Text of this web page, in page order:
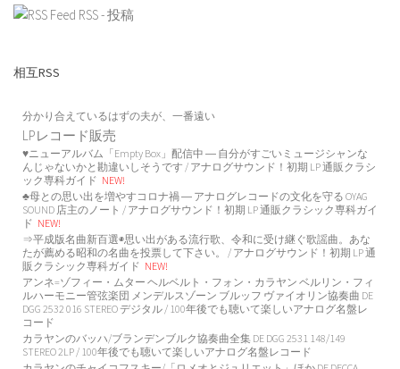
RSS - 投稿
相互RSS
分かり合えているはずの夫が、一番遠い
LPレコード販売
♥ニューアルバム「Empty Box」配信中 ― 自分がすごいミュージシャンな
んじゃないかと勘違いしそうです / アナログサウンド！初期 LP 通販クラシ
ック専科ガイド NEW!
♣母との思い出を増やすコロナ禍 ― アナログレコードの文化を守る OYAG
SOUND 店主のノート / アナログサウンド！初期 LP 通販クラシック専科ガイ
ド NEW!
⇒平成版名曲新百選◉思い出がある流行歌、令和に受け継ぐ歌謡曲。あな
たが薦める昭和の名曲を投票して下さい。 / アナログサウンド！初期 LP 通
販クラシック専科ガイド NEW!
アンネ=ゾフィー・ムター ヘルベルト・フォン・カラヤン ベルリン・フィ
ルハーモニー管弦楽団 メンデルスゾーン ブルッフ ヴァイオリン協奏曲 DE
DGG 2532 016 STEREO デジタル / 100年後でも聴いて楽しいアナログ名盤レ
コード
カラヤンのバッハ/ブランデンブルク協奏曲全集 DE DGG 2531 148/149
STEREO 2LP / 100年後でも聴いて楽しいアナログ名盤レコード